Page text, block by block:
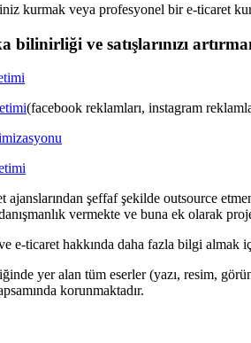
kurmak veya profesyonel bir e-ticaret
bilinirliği ve satışlarınızı
(facebook reklamları, instagram
ajanslarından şeffaf şekilde outsource
vermekte ve buna ek olarak
e-ticaret hakkında daha fazla bilgi almak
yer alan tüm eserler (yazı, resim,
korunmaktadır.